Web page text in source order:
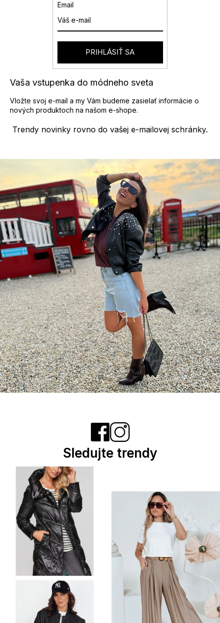
e
p
r
v
k
v
p
i
u
Trendy novinky rovno do vašej e-mailovej schránky.
Vaša vstupenka do módneho sveta
Vložte svoj e-mail a my Vám budeme zasielať informácie o
nových produktoch na našom e-shope.
Email
PRIHLÁSIŤ SA